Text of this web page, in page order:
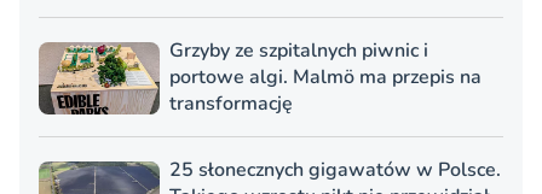
Grzyby ze szpitalnych piwnic i
portowe algi. Malmö ma przepis na
transformację
25 słonecznych gigawatów w Polsce.